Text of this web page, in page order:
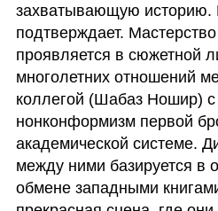
захватывающую историю.
подтверждает.
проявляется в сюжетной
многолетних отношений
коллегой (Шабаз Ношир) с
нонконформизм первой
академической системе.
между ними базируется в
обмене западными